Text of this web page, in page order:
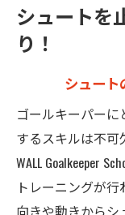
シュートを
り！
シュート
ゴールキーパー
するスキルは不可
WALL Goalkeeper
トレーニングが
向きや動きから